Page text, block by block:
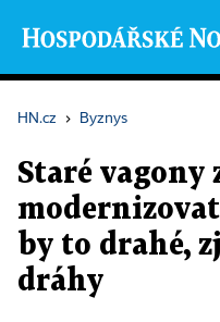
HN.cz › Byznys
Staré vagony
by to drahé,
dráhy